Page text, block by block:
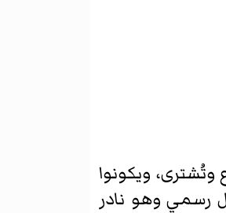
ويكونوا
رسمي وهو نادر